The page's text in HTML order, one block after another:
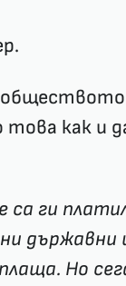
как и
са ги
държавни
Но